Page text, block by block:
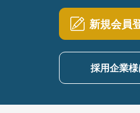
新規会員
採用企業